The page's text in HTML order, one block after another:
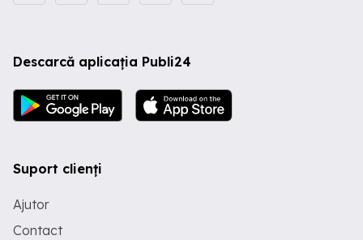
Descarcă aplicația Publi24
Suport clienți
Ajutor
Contact